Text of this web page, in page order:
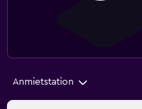
Anmietstation